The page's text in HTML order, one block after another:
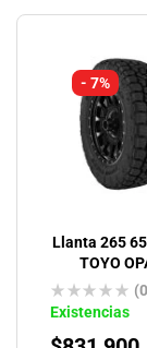
- 7%
Llanta 265
TOYO
Existencias